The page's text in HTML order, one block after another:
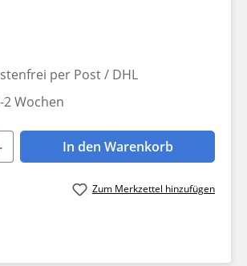
per Post / DHL
2 Wochen
Gib den
In den Warenkorb
Zum Merkzettel hinzufügen